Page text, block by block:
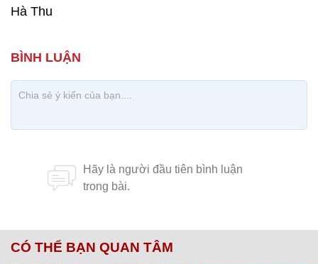
Hà Thu
CÓ THỂ BẠN QUAN TÂM